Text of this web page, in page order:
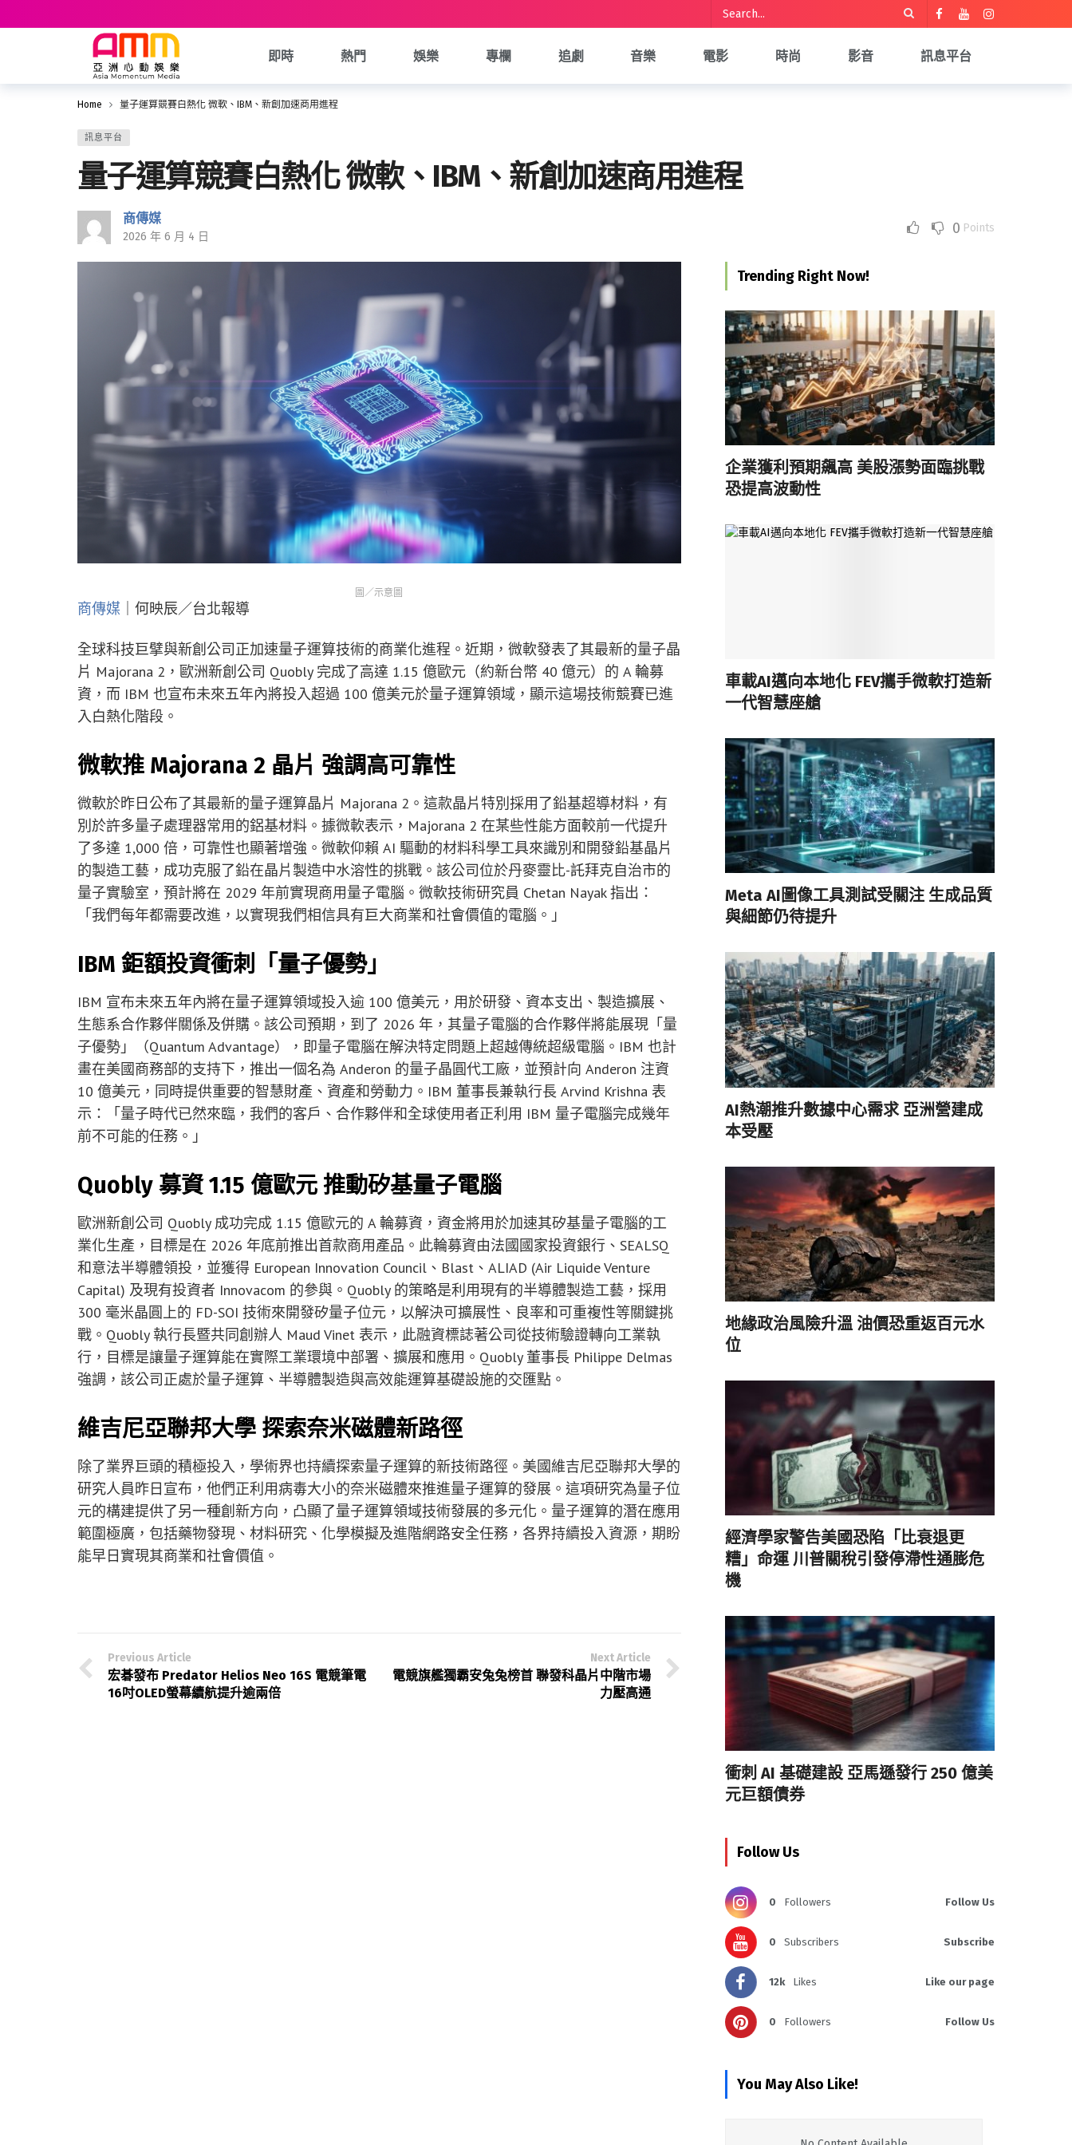
即時 熱門 娛樂 專欄 追劇 音樂 電影 時尚 影音 訊息平台
Home 量子運算競賽白熱化 微軟、IBM、新創加速商用進程
訊息平台
量子運算競賽白熱化 微軟、IBM、新創加速商用進程
商傳媒
2026 年 6 月 4 日 0 Points
圖／示意圖
商傳媒 ｜何映辰／台北報導
全球科技巨擘與新創公司正加速量子運算技術的商業化進程。近期，微軟發表了其最新的量子晶
片 Majorana 2，歐洲新創公司 Quobly 完成了高達 1.15 億歐元（約新台幣 40 億元）的 A 輪募
資，而 IBM 也宣布未來五年內將投入超過 100 億美元於量子運算領域，顯示這場技術競賽已進
入白熱化階段。
微軟推 Majorana 2 晶片 強調高可靠性
微軟於昨日公布了其最新的量子運算晶片 Majorana 2。這款晶片特別採用了鉛基超導材料，有
別於許多量子處理器常用的鋁基材料。據微軟表示，Majorana 2 在某些性能方面較前一代提升
了多達 1,000 倍，可靠性也顯著增強。微軟仰賴 AI 驅動的材料科學工具來識別和開發鉛基晶片
的製造工藝，成功克服了鉛在晶片製造中水溶性的挑戰。該公司位於丹麥靈比-託拜克自治市的
量子實驗室，預計將在 2029 年前實現商用量子電腦。微軟技術研究員 Chetan Nayak 指出：
「我們每年都需要改進，以實現我們相信具有巨大商業和社會價值的電腦。」
IBM 鉅額投資衝刺「量子優勢」
IBM 宣布未來五年內將在量子運算領域投入逾 100 億美元，用於研發、資本支出、製造擴展、
生態系合作夥伴關係及併購。該公司預期，到了 2026 年，其量子電腦的合作夥伴將能展現「量
子優勢」（Quantum Advantage），即量子電腦在解決特定問題上超越傳統超級電腦。IBM 也計
畫在美國商務部的支持下，推出一個名為 Anderon 的量子晶圓代工廠，並預計向 Anderon 注資
10 億美元，同時提供重要的智慧財產、資產和勞動力。IBM 董事長兼執行長 Arvind Krishna 表
示：「量子時代已然來臨，我們的客戶、合作夥伴和全球使用者正利用 IBM 量子電腦完成幾年
前不可能的任務。」
Quobly 募資 1.15 億歐元 推動矽基量子電腦
歐洲新創公司 Quobly 成功完成 1.15 億歐元的 A 輪募資，資金將用於加速其矽基量子電腦的工
業化生產，目標是在 2026 年底前推出首款商用產品。此輪募資由法國國家投資銀行、SEALSQ
和意法半導體領投，並獲得 European Innovation Council、Blast、ALIAD (Air Liquide Venture
Capital) 及現有投資者 Innovacom 的參與。Quobly 的策略是利用現有的半導體製造工藝，採用
300 毫米晶圓上的 FD-SOI 技術來開發矽量子位元，以解決可擴展性、良率和可重複性等關鍵挑
戰。Quobly 執行長暨共同創辦人 Maud Vinet 表示，此融資標誌著公司從技術驗證轉向工業執
行，目標是讓量子運算能在實際工業環境中部署、擴展和應用。Quobly 董事長 Philippe Delmas
強調，該公司正處於量子運算、半導體製造與高效能運算基礎設施的交匯點。
維吉尼亞聯邦大學 探索奈米磁體新路徑
除了業界巨頭的積極投入，學術界也持續探索量子運算的新技術路徑。美國維吉尼亞聯邦大學的
研究人員昨日宣布，他們正利用病毒大小的奈米磁體來推進量子運算的發展。這項研究為量子位
元的構建提供了另一種創新方向，凸顯了量子運算領域技術發展的多元化。量子運算的潛在應用
範圍極廣，包括藥物發現、材料研究、化學模擬及進階網路安全任務，各界持續投入資源，期盼
能早日實現其商業和社會價值。
Previous Article
宏碁發布 Predator Helios Neo 16S 電競筆電
16吋OLED螢幕續航提升逾兩倍
Next Article
電競旗艦獨霸安兔兔榜首 聯發科晶片中階市場
力壓高通
Trending Right Now!
企業獲利預期飆高 美股漲勢面臨挑戰
恐提高波動性
車載AI邁向本地化 FEV攜手微軟打造新
一代智慧座艙
Meta AI圖像工具測試受關注 生成品質
與細節仍待提升
AI熱潮推升數據中心需求 亞洲營建成
本受壓
地緣政治風險升溫 油價恐重返百元水
位
經濟學家警告美國恐陷「比衰退更
糟」命運 川普關稅引發停滯性通膨危
機
衝刺 AI 基礎建設 亞馬遜發行 250 億美
元巨額債券
Follow Us
0 Followers Follow Us
0 Subscribers Subscribe
12k Likes Like our page
0 Followers Follow Us
You May Also Like!